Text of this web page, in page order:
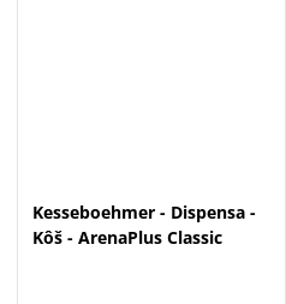
Kesseboehmer - Dispensa -
Kôš - ArenaPlus Classic